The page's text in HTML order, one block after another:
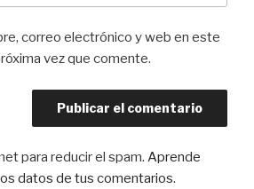
correo electrónico y web en este
vez que comente.
para reducir el spam. Aprende
datos de tus comentarios.